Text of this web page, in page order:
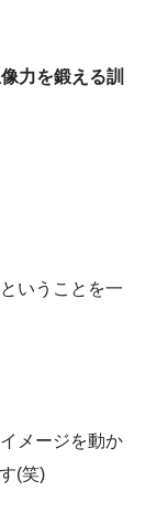
力を鍛える訓
いうことを一
メージを動か
(笑)